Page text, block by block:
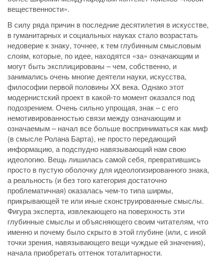
вещественности».
В силу ряда причин в последние десятилетия в искусстве,
в гуманитарных и социальных науках стало возрастать
недоверие к знаку, точнее, к тем глубинным смысловым
слоям, которые, по идее, находятся «за» означающим и
могут быть эксплицированы – чем, собственно, и
занимались очень многие деятели науки, искусства,
философии первой половины XX века. Однако этот
модернистский проект в какой-то момент оказался под
подозрением. Очень сильно упрощая, знак – с его
немотивированностью связи между означающим и
означаемым – начал все больше восприниматься как миф
(в смысле Ролана Барта), не просто передающий
информацию, а подспудно навязывающий нам свою
идеологию. Вещь лишилась самой себя, превратившись
просто в пустую оболочку для идеологизированного знака,
а реальность (и без того категория достаточно
проблематичная) оказалась чем-то типа ширмы,
прикрывающей те или иные сконструированные смыслы.
Фигура эксперта, извлекающего на поверхность эти
глубинные смыслы и объясняющего своим читателям, что
именно и почему было скрыто в этой глубине (или, с иной
точки зрения, навязывающего вещи чуждые ей значения),
начала приобретать оттенок тоталитарности.